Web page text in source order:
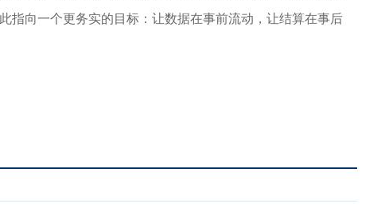
指向一个更务实的目标：让数据在事前流动，让结算在事后